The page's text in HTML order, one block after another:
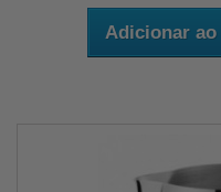
Adicionar